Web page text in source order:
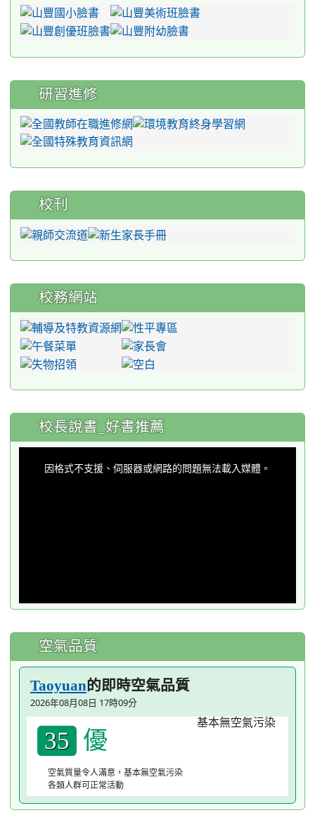
研習進修
校刊
校務網站
:::
校長說書_好書推薦
因格式不支援、伺服器或網路的問題無法載入媒體。
空氣品質
Taoyuan的即時空氣品質
2026年08月08日 17時09分
35 優
空氣質量令人滿意，基本無空氣污染
各類人群可正常活動